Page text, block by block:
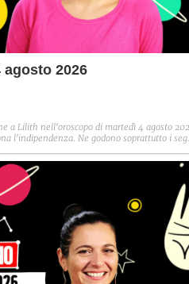
2026
a Lilith nell'oroscopo di martedì 4 agosto
l'indipendenza. Ne godono soprattutto i